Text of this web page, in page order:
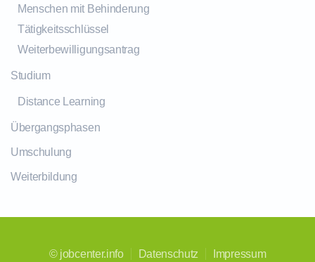
Menschen mit Behinderung
Tätigkeitsschlüssel
Weiterbewilligungsantrag
Studium
Distance Learning
Übergangsphasen
Umschulung
Weiterbildung
© jobcenter.info Datenschutz Impressum